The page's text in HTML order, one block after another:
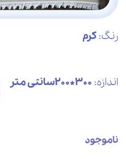
رنگ:کرم
اندازه: 300*200سانتی متر
ناموجود